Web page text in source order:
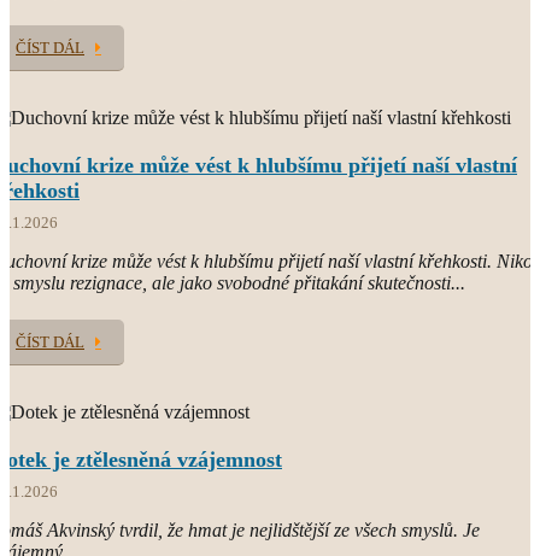
ČÍST DÁL
krize může vést k hlubšímu přijetí naší vlastní
krize může vést k hlubšímu přijetí naší vlastní křehkosti.
smyslu rezignace, ale jako svobodné přitakání skutečnosti...
ČÍST DÁL
je ztělesněná vzájemnost
Akvinský tvrdil, že hmat je nejlidštější ze všech smyslů. Je